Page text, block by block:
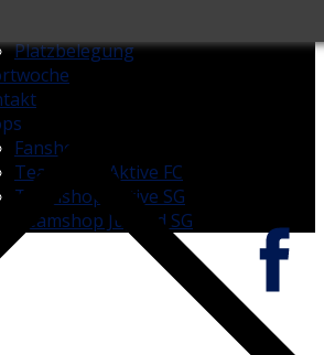
Platzbelegung
Fanshop
Teamshop Aktive FC
Teamshop Aktive SG
Teamshop Jugend SG